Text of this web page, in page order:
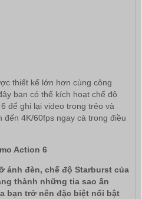
thiết kế lớn hơn cùng công
bạn có thể kích hoạt chế độ
để ghi lại video trong trẻo và
đến 4K/60fps ngay cả trong điều
Action 6
ánh đèn, chế độ Starburst của
thành những tia sao ấn
bạn trở nên đặc biệt nổi bật